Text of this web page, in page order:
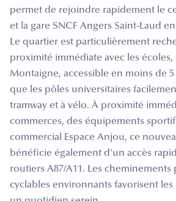
permet de rejoindre rapidement le
et la gare SNCF Angers Saint-Laud
Le quartier est particulièrement
proximité immédiate avec les
Montaigne, accessible en moins de
que les pôles universitaires
tramway et à vélo. À proximité
commerces, des équipements
commercial Espace Anjou, ce
bénéficie également d’un accès
routiers A87/A11. Les cheminements
cyclables environnants favorisent